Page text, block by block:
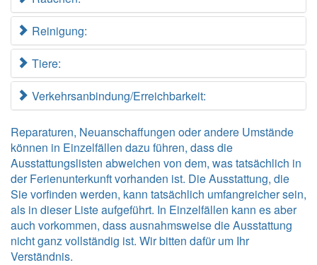
Reinigung:
Tiere:
Verkehrsanbindung/Erreichbarkeit:
Reparaturen, Neuanschaffungen oder andere Umstände
können in Einzelfällen dazu führen, dass die
Ausstattungslisten abweichen von dem, was tatsächlich in
der Ferienunterkunft vorhanden ist. Die Ausstattung, die
Sie vorfinden werden, kann tatsächlich umfangreicher sein,
als in dieser Liste aufgeführt. In Einzelfällen kann es aber
auch vorkommen, dass ausnahmsweise die Ausstattung
nicht ganz vollständig ist. Wir bitten dafür um Ihr
Verständnis.